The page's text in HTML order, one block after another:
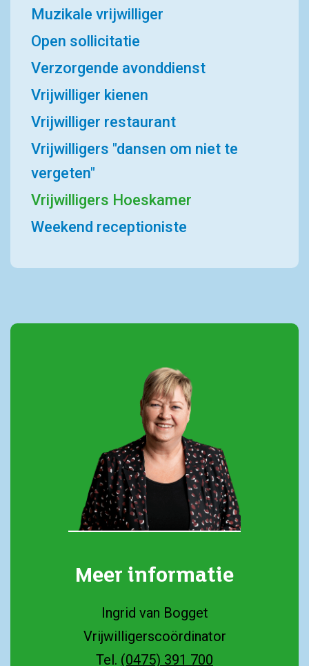
Muzikale vrijwilliger
Open sollicitatie
Verzorgende avonddienst
Vrijwilliger kienen
Vrijwilliger restaurant
Vrijwilligers "dansen om niet te
vergeten"
Vrijwilligers Hoeskamer
Weekend receptioniste
Meer informatie
Ingrid van Bogget
Vrijwilligerscoördinator
Tel. (0475) 391 700